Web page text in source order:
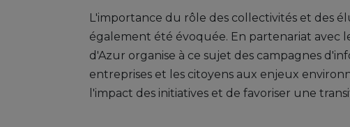
L'importance du rôle des collectivités et des
également été évoquée. En partenariat avec
d'Azur organise à ce sujet des campagnes
entreprises et les citoyens aux enjeux
l'impact des initiatives et de favoriser une